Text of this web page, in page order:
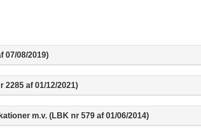
07/08/2019)
af 01/12/2021)
m.v. (LBK nr 579 af 01/06/2014)